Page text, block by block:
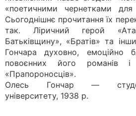
«поетичними чернетками для
Сьогоднішнє прочитання їх
так. Ліричний герой
Батьківщину», «Братів» та
Гончара духовно, емоційно
повоєнних його романів і
«Прапороносців».
Олесь Гончар —
університету, 1938 р.